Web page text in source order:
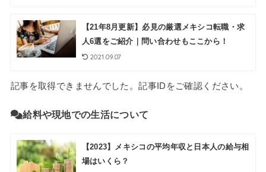
【21年8月更新】必見の厳選メキシコ転職・求
人6選をご紹介｜問い合わせもここから！
2021.09.07
記事を取得できませんでした。記事IDをご確認ください。
給料や現地での生活について
【2023】メキシコの平均年収と日本人の給与相
場はいくら？